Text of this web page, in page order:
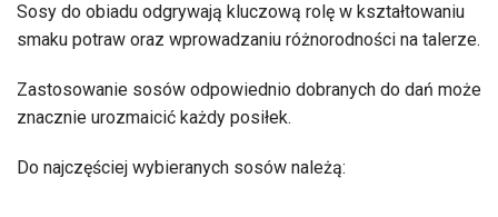
Sosy do obiadu odgrywają kluczową rolę w kształtowaniu
smaku potraw oraz wprowadzaniu różnorodności na talerze.
Zastosowanie sosów odpowiednio dobranych do dań może
znacznie urozmaicić każdy posiłek.
Do najczęściej wybieranych sosów należą: